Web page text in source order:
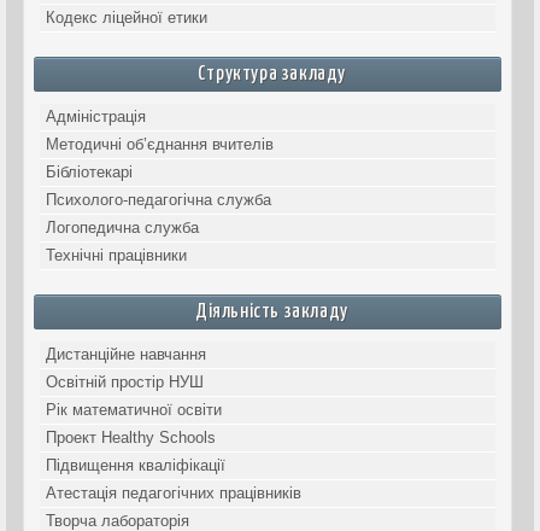
Кодекс ліцейної етики
Структура закладу
Адміністрація
Методичні об’єднання вчителів
Бібліотекарі
Психолого-педагогічна служба
Логопедична служба
Технічні працівники
Діяльність закладу
Дистанційне навчання
Освітній простір НУШ
Рік математичної освіти
Проект Healthy Schools
Підвищення кваліфікації
Атестація педагогічних працівників
Творча лабораторія